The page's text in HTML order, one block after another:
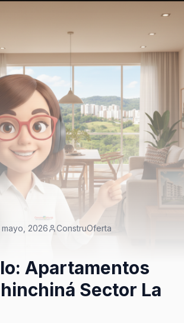
2026
ConstruOferta
Apartamentos
Sector La